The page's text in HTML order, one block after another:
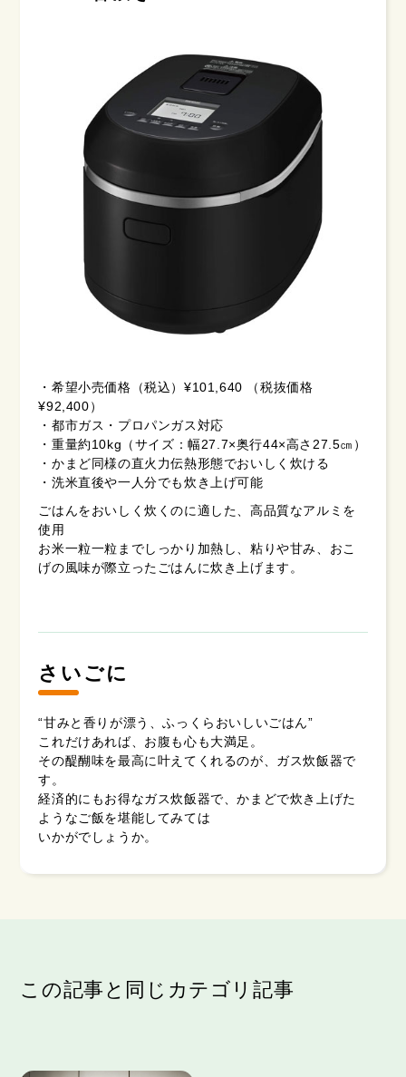
・希望小売価格（税込）¥101,640 （税抜価格
¥92,400）
・都市ガス・プロパンガス対応
・重量約10kg（サイズ：幅27.7×奥行44×高さ27.5㎝）
・かまど同様の直火力伝熱形態でおいしく炊ける
・洗米直後や一人分でも炊き上げ可能
ごはんをおいしく炊くのに適した、高品質なアルミを
使用
お米一粒一粒までしっかり加熱し、粘りや甘み、おこ
げの風味が際立ったごはんに炊き上げます。
さいごに
“甘みと香りが漂う、ふっくらおいしいごはん”
これだけあれば、お腹も心も大満足。
その醍醐味を最高に叶えてくれるのが、ガス炊飯器で
す。
経済的にもお得なガス炊飯器で、かまどで炊き上げた
ようなご飯を堪能してみては
いかがでしょうか。
この記事と同じカテゴリ記事